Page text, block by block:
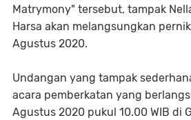
Matrymony" tersebut, tampak
Harsa akan melangsungkan
Agustus 2020.
Undangan yang tampak
acara pemberkatan yang
Agustus 2020 pukul 10.00 WIB di